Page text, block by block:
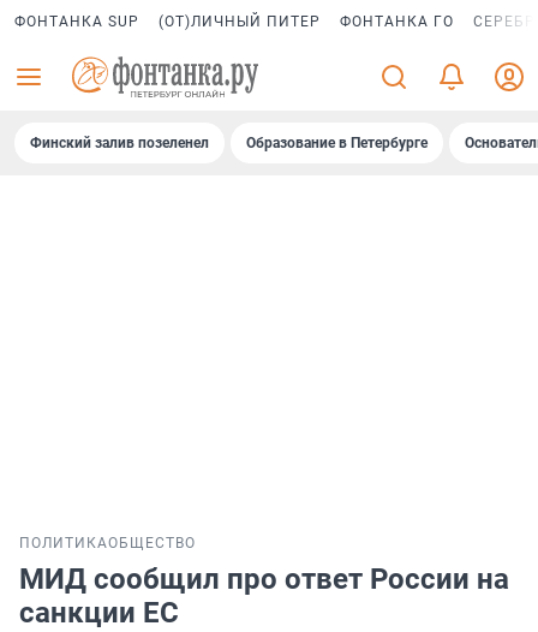
ФОНТАНКА SUP (ОТ)ЛИЧНЫЙ ПИТЕР ФОНТАНКА ГО
Финский залив позеленел Образование в Петербурге
ПОЛИТИКАОБЩЕСТВО
МИД сообщил про ответ России на
санкции ЕС